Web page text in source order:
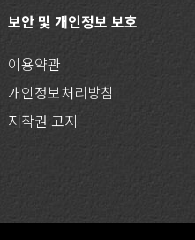
보안 및 개인정보 보호
이용약관
개인정보처리방침
저작권 고지